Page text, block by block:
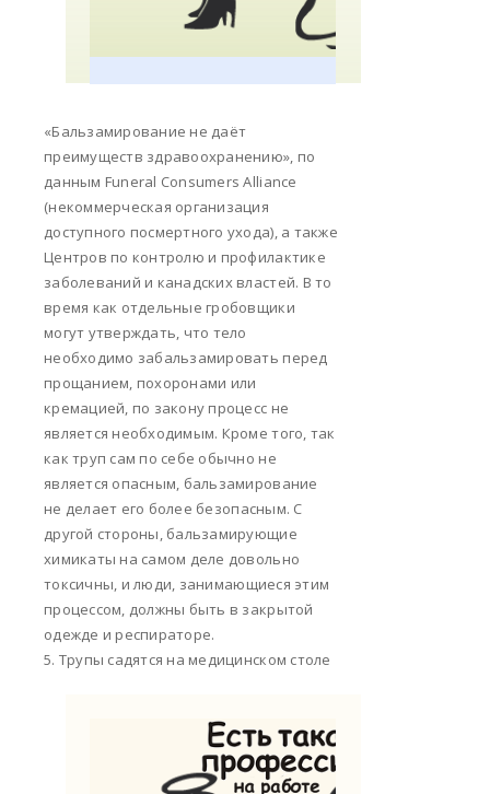
«Бальзамирование не даёт
преимуществ здравоохранению», по
данным Funeral Consumers Alliance
(некоммерческая организация
доступного посмертного ухода), а также
Центров по контролю и профилактике
заболеваний и канадских властей. В то
время как отдельные гробовщики
могут утверждать, что тело
необходимо забальзамировать перед
прощанием, похоронами или
кремацией, по закону процесс не
является необходимым. Кроме того, так
как труп сам по себе обычно не
является опасным, бальзамирование
не делает его более безопасным. С
другой стороны, бальзамирующие
химикаты на самом деле довольно
токсичны, и люди, занимающиеся этим
процессом, должны быть в закрытой
одежде и респираторе.
5. Трупы садятся на медицинском столе